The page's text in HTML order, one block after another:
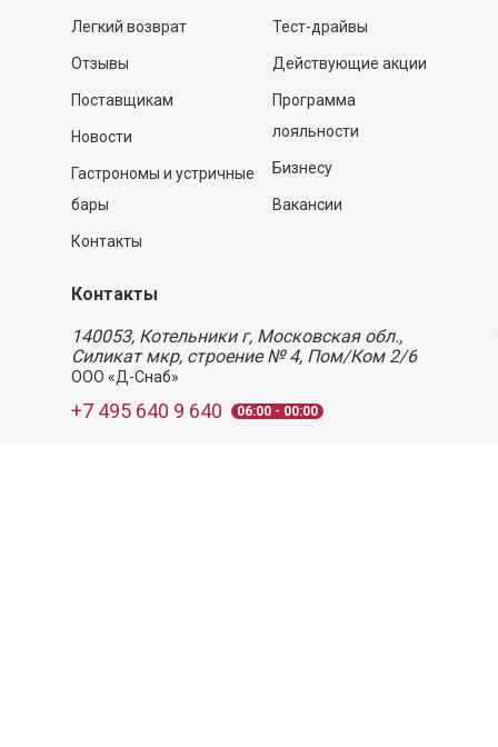
Легкий возврат
Отзывы
Поставщикам
Новости
Гастрономы и устричные
бары
Контакты
Тест-драйвы
Действующие акции
Программа
лояльности
Бизнесу
Вакансии
Контакты
140053, Котельники г, Московская обл.,
Силикат мкр, строение № 4, Пом/Ком 2/6
ООО «Д-Снаб»
+7 495 640 9 640 06:00 - 00:00